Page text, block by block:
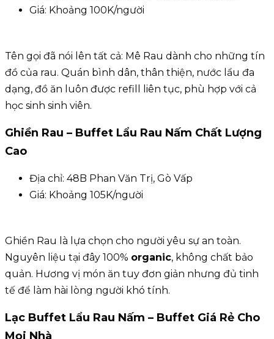
Giá: Khoảng 100K/người
Tên gọi đã nói lên tất cả: Mê Rau dành cho những tín
đồ của rau. Quán bình dân, thân thiện, nước lẩu đa
dạng, đồ ăn luôn được refill liên tục, phù hợp với cả
học sinh sinh viên.
Ghiền Rau – Buffet Lẩu Rau Nấm Chất Lượng
Cao
Địa chỉ: 48B Phan Văn Trị, Gò Vấp
Giá: Khoảng 105K/người
Ghiền Rau là lựa chọn cho người yêu sự an toàn.
Nguyên liệu tại đây 100% organic, không chất bảo
quản. Hương vị món ăn tuy đơn giản nhưng đủ tinh
tế để làm hài lòng người khó tính.
Lạc Buffet Lẩu Rau Nấm – Buffet Giá Rẻ Cho
Mọi Nhà